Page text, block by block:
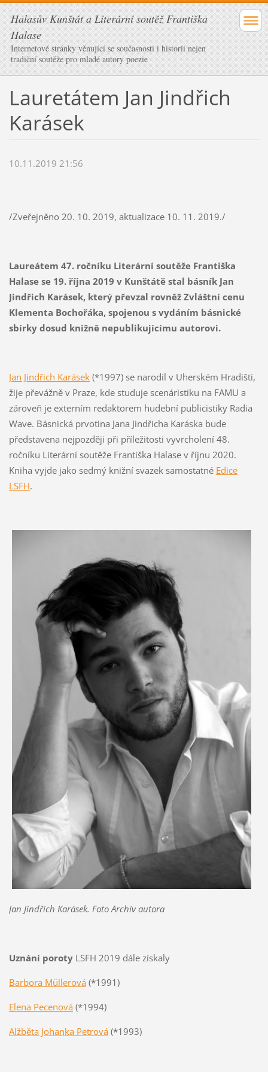
Halasův Kunštát a Literární soutěž Františka
Halase
Internetové stránky věnující se současnosti i historii nejen
tradiční soutěže pro mladé autory poezie
Lauretátem Jan Jindřich
Karásek
10.11.2019 21:56
/Zveřejněno 20. 10. 2019, aktualizace 10. 11. 2019./
Laureátem 47. ročníku Literární soutěže Františka
Halase se 19. října 2019 v Kunštátě stal básník Jan
Jindřich Karásek, který převzal rovněž Zvláštní cenu
Klementa Bochořáka, spojenou s vydáním básnické
sbírky dosud knižně nepublikujícímu autorovi.
Jan Jindřich Karásek(*1997) se narodil v Uherském Hradišti,
žije převážně v Praze, kde studuje scenáristiku na FAMU a
zároveň je externím redaktorem hudební publicistiky Radia
Wave. Básnická prvotina Jana Jindřicha Karáska bude
představena nejpozději při příležitosti vyvrcholení 48.
ročníku Literární soutěže Františka Halase v říjnu 2020.
Kniha vyjde jako sedmý knižní svazek samostatné Edice
LSFH.
Jan Jindřich Karásek. Foto Archiv autora
Uznání porotyLSFH 2019 dále získaly
Barbora Müllerová(*1991)
Elena Pecenová(*1994)
Alžběta Johanka Petrová(*1993)